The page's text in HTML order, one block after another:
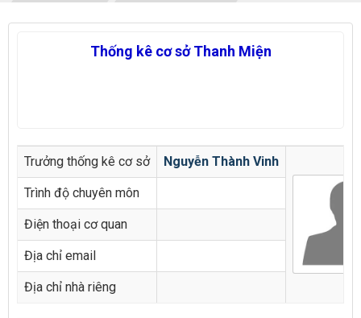
Thống kê cơ sở Thanh Miện
Trưởng thống kê cơ sở Nguyễn Thành Vinh
Trình độ chuyên môn
Điện thoại cơ quan
Địa chỉ email
Địa chỉ nhà riêng